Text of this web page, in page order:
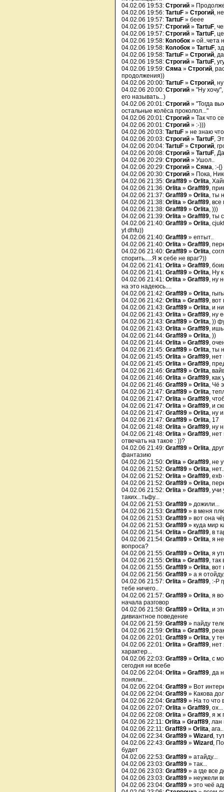
04.02.06 19:53: Строгий »
04.02.06 19:56: TartuF » Строгий,
04.02.06 19:57: TartuF » беее
04.02.06 19:57: Строгий » TartuF,
04.02.06 19:57: Строгий » TartuF,
04.02.06 19:58: Колобок » ой..чета
04.02.06 19:58: Колобок » TartuF,
04.02.06 19:58: TartuF » Строгий,
04.02.06 19:58: Строгий » TartuF,
04.02.06 19:59: Сяма » Строгий,
продолжения))
04.02.06 20:00: TartuF » Строгий,
04.02.06 20:00: Строгий » "Ну
его называть...)
04.02.06 20:01: Строгий » "Тогда
остальные колёса проколол..."
04.02.06 20:01: Строгий » Так что
04.02.06 20:01: Строгий » :-)))
04.02.06 20:03: TartuF » не знаю
04.02.06 20:03: Строгий » TartuF,
04.02.06 20:04: TartuF » Строгий,
04.02.06 20:08: Строгий » TartuF,
04.02.06 20:29: Строгий » Ушол..
04.02.06 20:29: Строгий » Сяма, :-{}
04.02.06 20:30: Строгий » Пока,
04.02.06 21:35: Graff89 » Orlita,
04.02.06 21:36: Orlita » Graff89,
04.02.06 21:37: Graff89 » Orlita, ты
04.02.06 21:38: Orlita » Graff89,
04.02.06 21:38: Graff89 » Orlita, )))
04.02.06 21:39: Orlita » Graff89, ты
04.02.06 21:40: Graff89 » Orlita,
yt dhfu))
04.02.06 21:40: Graff89 » ептыт..
04.02.06 21:40: Orlita » Graff89,
04.02.06 21:40: Graff89 » Orlita,
спорить.....Я ж себе не враг?))
04.02.06 21:41: Orlita » Graff89,
04.02.06 21:41: Graff89 » Orlita, Ну
04.02.06 21:41: Orlita » Graff89, ну
на это надеюсь....
04.02.06 21:42: Graff89 » Orlita,
04.02.06 21:42: Orlita » Graff89, вот
04.02.06 21:43: Graff89 » Orlita, и
04.02.06 21:43: Orlita » Graff89, ну
04.02.06 21:43: Graff89 » Orlita, ))
04.02.06 21:43: Orlita » Graff89, ишь
04.02.06 21:44: Graff89 » Orlita, ))
04.02.06 21:44: Orlita » Graff89,
04.02.06 21:45: Graff89 » Orlita, ты
04.02.06 21:45: Orlita » Graff89, нет
04.02.06 21:45: Orlita » Graff89,
04.02.06 21:46: Graff89 » Orlita,
04.02.06 21:46: Orlita » Graff89, как
04.02.06 21:46: Graff89 » Orlita, Чё
04.02.06 21:47: Graff89 » Orlita,
04.02.06 21:47: Orlita » Graff89,
04.02.06 21:47: Orlita » Graff89, и
04.02.06 21:47: Graff89 » Orlita, ну
04.02.06 21:47: Graff89 » Orlita, 17
04.02.06 21:48: Orlita » Graff89, ну
04.02.06 21:48: Orlita » Graff89,
отвечать на такое : ))?
04.02.06 21:49: Graff89 » Orlita,
фантазию
04.02.06 21:50: Orlita » Graff89, не
04.02.06 21:52: Graff89 » Orlita,
04.02.06 21:52: Orlita » Graff89, exb
04.02.06 21:52: Graff89 » Orlita,
04.02.06 21:52: Orlita » Graff89, учи
таких...тьфу...
04.02.06 21:53: Graff89 » дожили...
04.02.06 21:53: Graff89 » в меня
04.02.06 21:53: Graff89 » вот она
04.02.06 21:53: Graff89 » куда мир
04.02.06 21:54: Orlita » Graff89, в
04.02.06 21:54: Graff89 » Orlita, я
вопроса?
04.02.06 21:55: Graff89 » Orlita, я
04.02.06 21:55: Orlita » Graff89, так
04.02.06 21:55: Graff89 » Orlita, вот
04.02.06 21:56: Graff89 » а я
04.02.06 21:57: Orlita » Graff89, :-P
тебе ничего..
04.02.06 21:57: Graff89 » Orlita, я
начала разговор
04.02.06 21:58: Graff89 » Orlita, и
дивиантное поведение
04.02.06 21:59: Graff89 » пайду
04.02.06 21:59: Orlita » Graff89,
04.02.06 22:01: Graff89 » Orlita, у
04.02.06 22:01: Orlita » Graff89, нет
характер...
04.02.06 22:03: Graff89 » Orlita, с
сегодня ни всебе
04.02.06 22:04: Orlita » Graff89, да
поняли...
04.02.06 22:04: Graff89 » Вот
04.02.06 22:04: Graff89 » Какова
04.02.06 22:04: Graff89 » На то что
04.02.06 22:07: Orlita » Graff89,
04.02.06 22:08: Orlita » Graff89, я ж
04.02.06 22:11: Orlita » Graff89, лан
04.02.06 22:11: Graff89 » Orlita, ага..
04.02.06 22:34: Graff89 » Wizard ,
04.02.06 22:43: Graff89 » Wizard ,
будет
04.02.06 22:53: Graff89 » атайду...
04.02.06 23:03: Graff89 » так...
04.02.06 23:03: Graff89 » а где все
04.02.06 23:03: Graff89 » неужели
04.02.06 23:04: Graff89 » это чеё